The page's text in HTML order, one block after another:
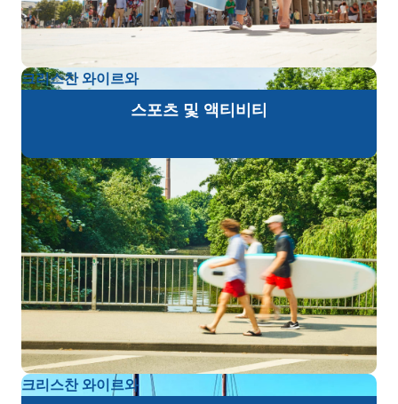
크리스찬 와이르와
스포츠 및 액티비티
크리스찬 와이르와